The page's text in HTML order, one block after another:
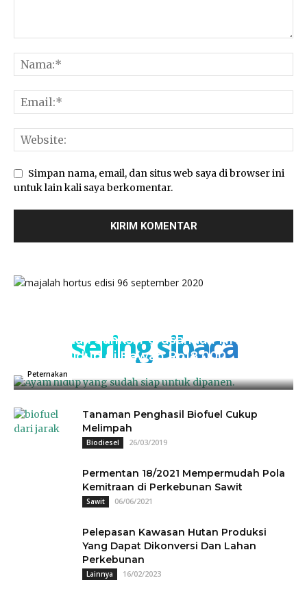
Simpan nama, email, dan situs web saya di browser ini
untuk lain kali saya berkomentar.
sering sibaca
Kementan Sanksi Perusahaan NH, Jual
Ayam Hidup di Bawah Rp18.000
Peternakan
Tanaman Penghasil Biofuel Cukup
Melimpah
Biodiesel 26/03/2019
Permentan 18/2021 Mempermudah Pola
Kemitraan di Perkebunan Sawit
Sawit 06/06/2021
Pelepasan Kawasan Hutan Produksi
Yang Dapat Dikonversi Dan Lahan
Perkebunan
Lainnya 16/02/2023